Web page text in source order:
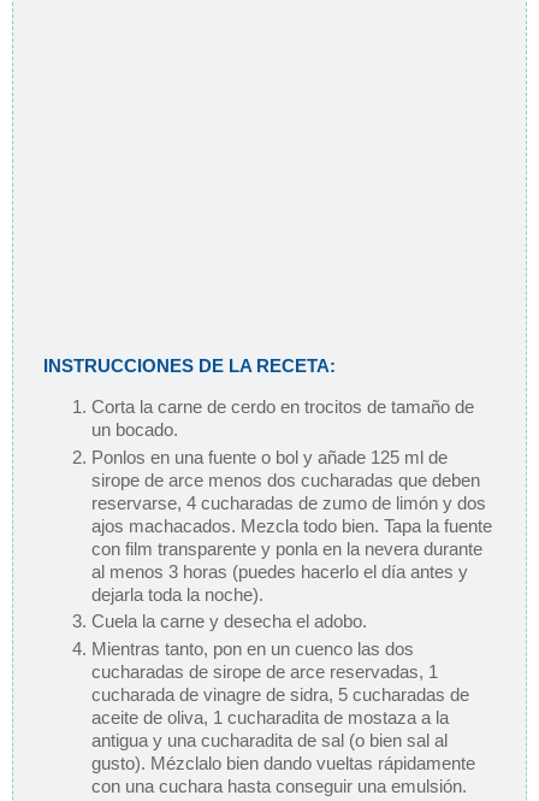
INSTRUCCIONES DE LA RECETA:
Corta la carne de cerdo en trocitos de tamaño de
un bocado.
Ponlos en una fuente o bol y añade 125 ml de
sirope de arce menos dos cucharadas que deben
reservarse, 4 cucharadas de zumo de limón y dos
ajos machacados. Mezcla todo bien. Tapa la fuente
con film transparente y ponla en la nevera durante
al menos 3 horas (puedes hacerlo el día antes y
dejarla toda la noche).
Cuela la carne y desecha el adobo.
Mientras tanto, pon en un cuenco las dos
cucharadas de sirope de arce reservadas, 1
cucharada de vinagre de sidra, 5 cucharadas de
aceite de oliva, 1 cucharadita de mostaza a la
antigua y una cucharadita de sal (o bien sal al
gusto). Mézclalo bien dando vueltas rápidamente
con una cuchara hasta conseguir una emulsión.